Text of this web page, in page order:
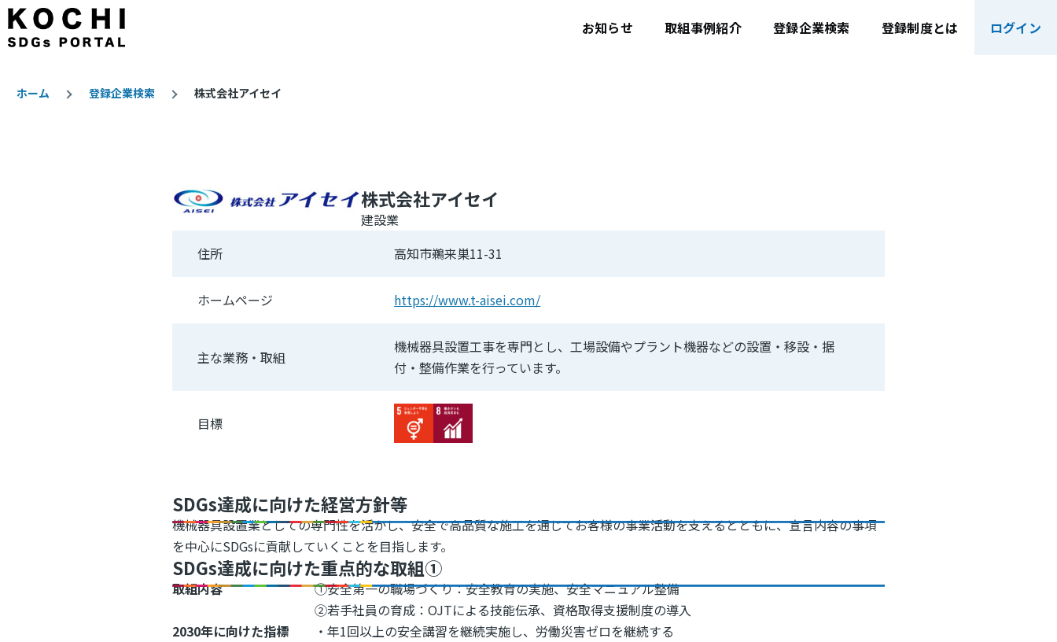
メインコンテンツに移動
お知らせ 取組事例紹介 登録企業検索 登録制度とは ログイン
ホーム 登録企業検索 株式会社アイセイ
株式会社アイセイ
建設業
住所
高知市鵜来巣11-31
ホームページ https://www.t-aisei.com/
主な業務・取組
機械器具設置工事を専門とし、工場設備やプラント機器などの設置・移設・据
付・整備作業を行っています。
目標 Image Image
SDGs達成に向けた経営方針等
機械器具設置業としての専門性を活かし、安全で高品質な施工を通じてお客様の事業活動を支えるとともに、宣言内容の事項
を中心にSDGsに貢献していくことを目指します。
SDGs達成に向けた重点的な取組①
取組内容
①安全第一の職場づくり：安全教育の実施、安全マニュアル整備
②若手社員の育成：OJTによる技能伝承、資格取得支援制度の導入
2030年に向けた指標
・年1回以上の安全講習を継続実施し、労働災害ゼロを継続する